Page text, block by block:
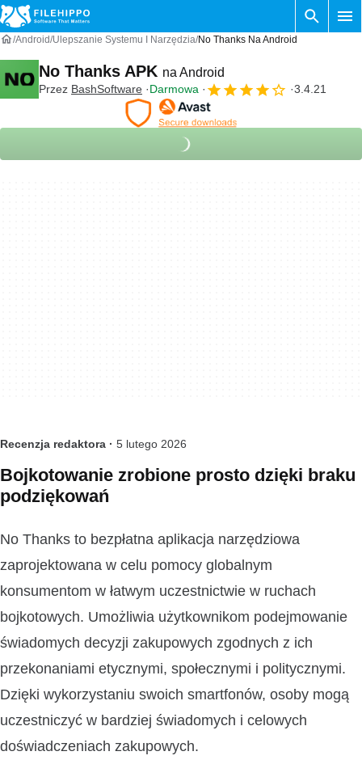
Android Ulepszanie Systemu I Narzędzia No Thanks Na Android
No Thanks APK na Android
Przez BashSoftware Darmowa 3.4.21
Recenzja redaktora · 5 lutego 2026
Bojkotowanie zrobione prosto dzięki braku
podziękowań
No Thanks to bezpłatna aplikacja narzędziowa
zaprojektowana w celu pomocy globalnym
konsumentom w łatwym uczestnictwie w ruchach
bojkotowych. Umożliwia użytkownikom podejmowanie
świadomych decyzji zakupowych zgodnych z ich
przekonaniami etycznymi, społecznymi i politycznymi.
Dzięki wykorzystaniu swoich smartfonów, osoby mogą
uczestniczyć w bardziej świadomych i celowych
doświadczeniach zakupowych.